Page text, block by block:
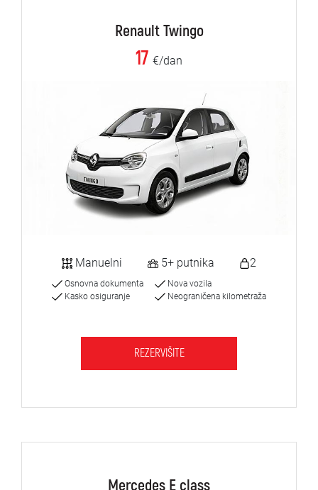
Renault Twingo
17 €/dan
Manuelni 5+ putnika 2
Osnovna dokumenta
Kasko osiguranje
Nova vozila
Neograničena kilometraža
REZERVIŠITE
Mercedes E class